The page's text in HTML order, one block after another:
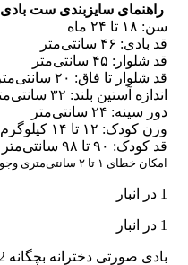
راهنمای سایزبندی ست بادی و
سن: ۱۸ تا ۲۴ ماه
قد بادی: ۴۶ سانتی‌متر
قد شلوار: ۴۵ سانتی‌متر
قد شلوار تا فاق: ۲۰ سانتی‌متر
اندازه آستین بلند: ۳۲ سانتی‌متر
دور سینه: ۲۴ سانتی‌متر
وزن کودک: ۱۲ تا ۱۴ کیلوگرم
قد کودک: ۹۰ تا ۹۸ سانتی‌متر
امکان خطای ۱ تا ۲ سانتی‌متری وجود دارد.
1 در انبار
1 در انبار
بادی صورتی دخترانه بچگانه 2 ساله آستین کوتاه کارترز عدد